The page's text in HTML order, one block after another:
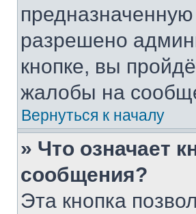
разрешено
кнопке, вы
жалобы на
Вернуться к началу
» Что означает
сообщения?
Эта кнопка